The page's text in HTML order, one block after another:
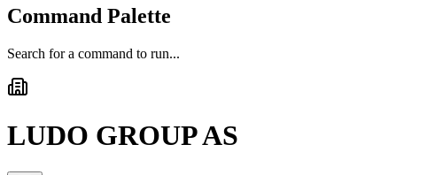
Command Palette
Search for a command to run...
LUDO GROUP AS